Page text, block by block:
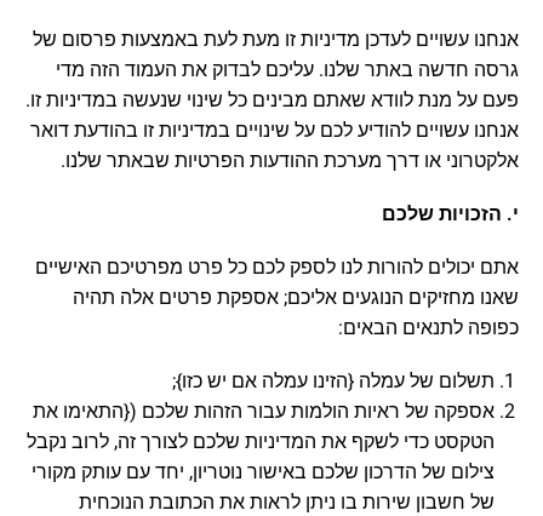
אנחנו עשויים לעדכן מדיניות זו מעת לעת באמצעות פרסום של
גרסה חדשה באתר שלנו. עליכם לבדוק את העמוד הזה מדי
פעם על מנת לוודא שאתם מבינים כל שינוי שנעשה במדיניות זו.
אנחנו עשויים להודיע לכם על שינויים במדיניות זו בהודעת דואר
אלקטרוני או דרך מערכת ההודעות הפרטיות שבאתר שלנו.
י. הזכויות שלכם
אתם יכולים להורות לנו לספק לכם כל פרט מפרטיכם האישיים
שאנו מחזיקים הנוגעים אליכם; אספקת פרטים אלה תהיה
כפופה לתנאים הבאים:
תשלום של עמלה {הזינו עמלה אם יש כזו};
אספקה של ראיות הולמות עבור הזהות שלכם ({התאימו את
הטקסט כדי לשקף את המדיניות שלכם לצורך זה, לרוב נקבל
צילום של הדרכון שלכם באישור נוטריון, יחד עם עותק מקורי
של חשבון שירות בו ניתן לראות את הכתובת הנוכחית